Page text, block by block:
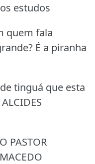
estudos
quem fala
É a piranha
tinguá que esta
PASTOR